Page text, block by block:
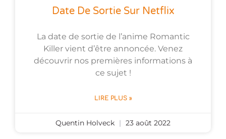
Date De Sortie Sur Netflix
La date de sortie de l’anime Romantic
Killer vient d’être annoncée. Venez
découvrir nos premières informations à
ce sujet !
LIRE PLUS »
Quentin Holveck 23 août 2022